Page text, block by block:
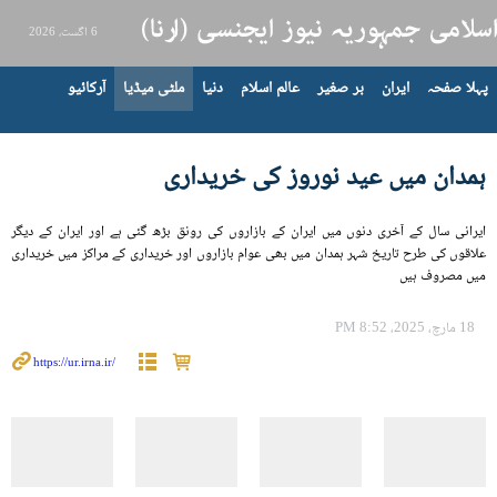
6 اگست، 2026
پہلا صفحہ ایران بر صغیر عالم اسلام دنیا ملٹی میڈیا آرکائیو
ہمدان میں عید نوروز کی خریداری
ایرانی سال کے آخری دنوں میں ایران کے بازاروں کی رونق بڑھ گئی ہے اور ایران کے دیگر
علاقوں کی طرح تاریخ شہر ہمدان میں بھی عوام بازاروں اور خریداری کے مراکز میں خریداری
ميں مصروف ہيں
18 مارچ، 2025، 8:52 PM